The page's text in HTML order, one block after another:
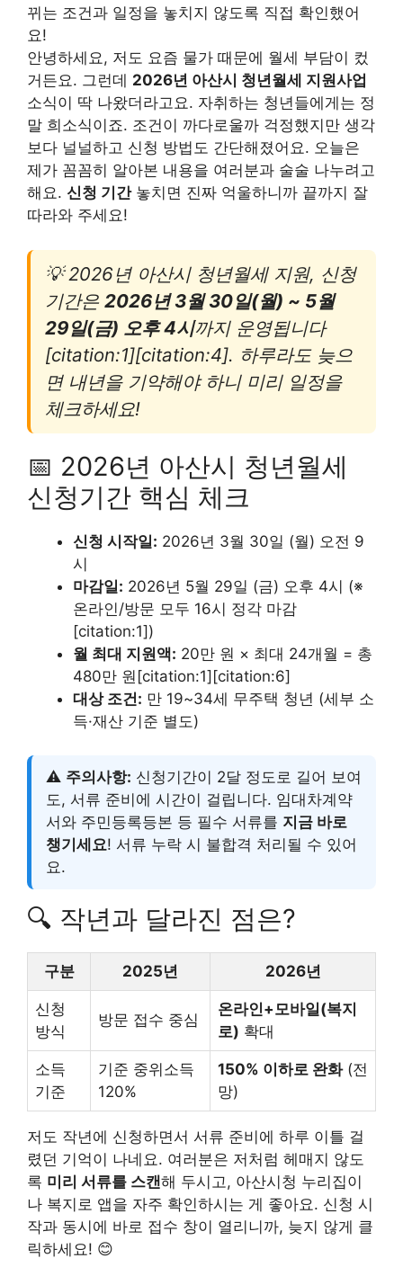
뀌는 조건과 일정을 놓치지 않도록 직접 확인했어
요!
안녕하세요, 저도 요즘 물가 때문에 월세 부담이 컸
거든요. 그런데 2026년 아산시 청년월세 지원사업
소식이 딱 나왔더라고요. 자취하는 청년들에게는 정
말 희소식이죠. 조건이 까다로울까 걱정했지만 생각
보다 널널하고 신청 방법도 간단해졌어요. 오늘은
제가 꼼꼼히 알아본 내용을 여러분과 술술 나누려고
해요. 신청 기간놓치면 진짜 억울하니까 끝까지 잘
따라와 주세요!
💡 2026년 아산시 청년월세 지원, 신청
기간은 2026년 3월 30일(월) ~ 5월
29일(금) 오후 4시까지 운영됩니다
[citation:1][citation:4]. 하루라도 늦으
면 내년을 기약해야 하니 미리 일정을
체크하세요!
📅 2026년 아산시 청년월세
신청기간 핵심 체크
신청 시작일: 2026년 3월 30일 (월) 오전 9
시
마감일: 2026년 5월 29일 (금) 오후 4시 (※
온라인/방문 모두 16시 정각 마감
[citation:1])
월 최대 지원액: 20만 원 × 최대 24개월 = 총
480만 원[citation:1][citation:6]
대상 조건: 만 19~34세 무주택 청년 (세부 소
득·재산 기준 별도)
⚠️ 주의사항: 신청기간이 2달 정도로 길어 보여
도, 서류 준비에 시간이 걸립니다. 임대차계약
서와 주민등록등본 등 필수 서류를 지금 바로
챙기세요! 서류 누락 시 불합격 처리될 수 있어
요.
🔍 작년과 달라진 점은?
구분 2025년 2026년
신청
방식
방문 접수 중심
온라인+모바일(복지
로) 확대
소득
기준
기준 중위소득
120%
150% 이하로 완화(전
망)
저도 작년에 신청하면서 서류 준비에 하루 이틀 걸
렸던 기억이 나네요. 여러분은 저처럼 헤매지 않도
록 미리 서류를 스캔해 두시고, 아산시청 누리집이
나 복지로 앱을 자주 확인하시는 게 좋아요. 신청 시
작과 동시에 바로 접수 창이 열리니까, 늦지 않게 클
릭하세요! 😊